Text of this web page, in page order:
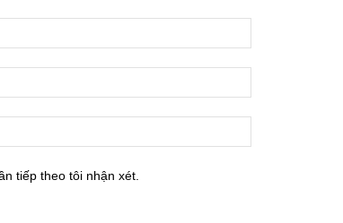
tiếp theo tôi nhận xét.